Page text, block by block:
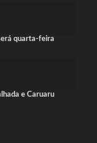
quarta-feira
e Caruaru